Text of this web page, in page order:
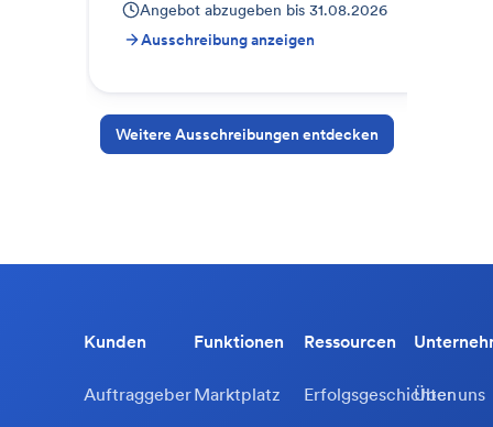
Angebot abzugeben bis 31.08.2026
Ausschreibung anzeigen
Weitere Ausschreibungen entdecken
Kunden
Auftraggeber
Funktionen
Marktplatz
Ressourcen
Erfolgsgeschichten
Über uns